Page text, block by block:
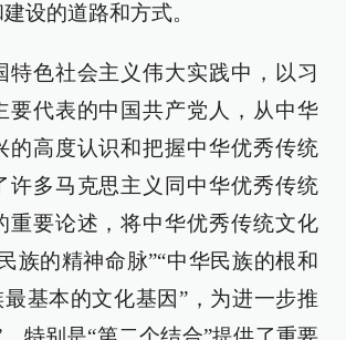
设的道路和方式。
特色社会主义伟大实践中，以习
要代表的中国共产党人，从中华
的高度认识和把握中华优秀传统
许多马克思主义同中华优秀传统
重要论述，将中华优秀传统文化
族的精神命脉”“中华民族的根和
最基本的文化基因”，为进一步推